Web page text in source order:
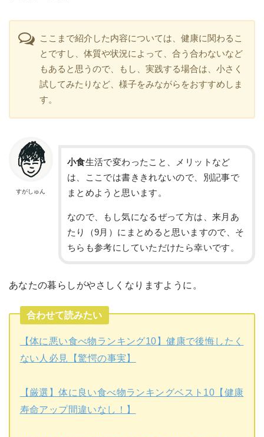
ここまで紹介した内容については、健康に関わるこ
とですし、体質や状況によって、合う合わないなど
もあると思うので、もし、実践する場合は、小さく
試してみたりなど、様子をみながらをおすすめしま
す。
すがしゅん
小食生活で変わったこと、メリットなど
は、ここでは書ききれないので、別記事で
まとめようと思います。
なので、もし気になるぜって方は、来月あ
たり（9月）にまとめると思いますので、そ
ちらも参考にしていただけたら幸いです。
あなたの暮らしがやさしくなりますように。
合わせて読みたい
【体に悪い食べ物ランキング10】健康で後悔したく
ない人必見【驚愕の事実】
【厳選】体に良い食べ物ランキングベスト10【健康
寿命アップ間違いなし！】